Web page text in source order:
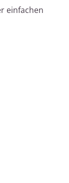
einfachen